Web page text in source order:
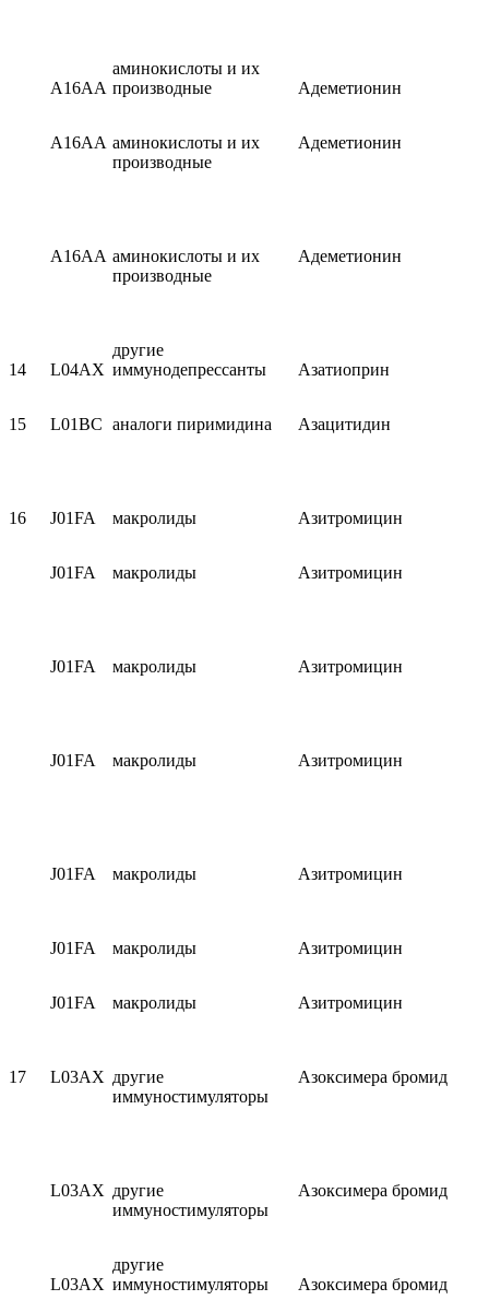
A16AA
аминокислоты и их
производные
Адеметионин
A16AA аминокислоты и их
производные
Адеметионин
A16AA аминокислоты и их
производные
Адеметионин
14 L04AX
другие
иммунодепрессанты
Азатиоприн
15 L01BC аналоги пиримидина Азацитидин
16 J01FA макролиды Азитромицин
J01FA макролиды Азитромицин
J01FA макролиды Азитромицин
J01FA макролиды Азитромицин
J01FA макролиды Азитромицин
J01FA макролиды Азитромицин
J01FA макролиды Азитромицин
17 L03AX другие
иммуностимуляторы
Азоксимера бромид
L03AX другие
иммуностимуляторы
Азоксимера бромид
L03AX
другие
иммуностимуляторы
Азоксимера бромид